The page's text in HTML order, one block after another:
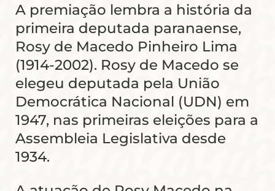
A premiação lembra a história da
primeira deputada paranaense,
Rosy de Macedo Pinheiro Lima
(1914-2002). Rosy de Macedo se
elegeu deputada pela União
Democrática Nacional (UDN) em
1947, nas primeiras eleições para a
Assembleia Legislativa desde
1934.